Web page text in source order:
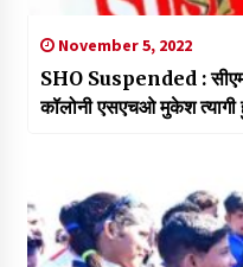
November 5, 2022
SHO Suspended : सीएम
कॉलोनी एसएचओ मुकेश